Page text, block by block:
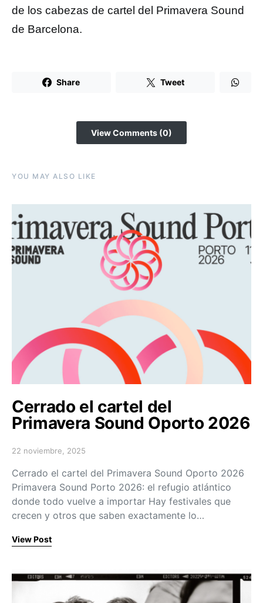
de los cabezas de cartel del Primavera Sound
de Barcelona.
Share Tweet
View Comments (0)
YOU MAY ALSO LIKE
Cerrado el cartel del
Primavera Sound Oporto 2026
Posted on
22 noviembre, 2025
Cerrado el cartel del Primavera Sound Oporto 2026
Primavera Sound Porto 2026: el refugio atlántico
donde todo vuelve a importar Hay festivales que
crecen y otros que saben exactamente lo…
View Post